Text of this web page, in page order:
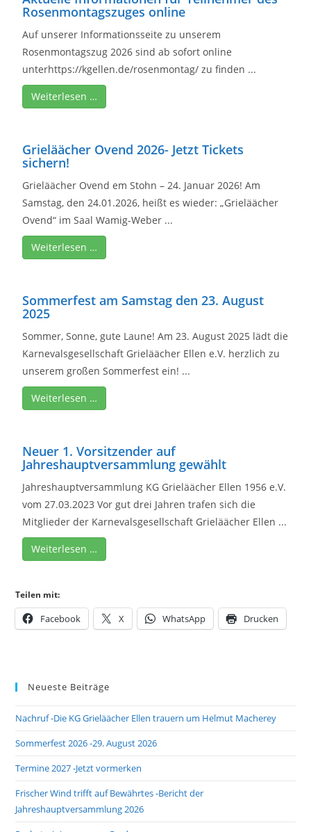
Rosenmontagszuges online
Auf unserer Informationsseite zu unserem
Rosenmontagszug 2026 sind ab sofort online
unterhttps://kgellen.de/rosenmontag/ zu finden ...
Weiterlesen …
Grieläächer Ovend 2026- Jetzt Tickets
sichern!
Grieläächer Ovend em Stohn – 24. Januar 2026! Am
Samstag, den 24.01.2026, heißt es wieder: „Grieläächer
Ovend“ im Saal Wamig-Weber ...
Weiterlesen …
Sommerfest am Samstag den 23. August
2025
Sommer, Sonne, gute Laune! Am 23. August 2025 lädt die
Karnevalsgesellschaft Grieläächer Ellen e.V. herzlich zu
unserem großen Sommerfest ein! ...
Weiterlesen …
Neuer 1. Vorsitzender auf
Jahreshauptversammlung gewählt
Jahreshauptversammlung KG Grieläächer Ellen 1956 e.V.
vom 27.03.2023 Vor gut drei Jahren trafen sich die
Mitglieder der Karnevalsgesellschaft Grieläächer Ellen ...
Weiterlesen …
Teilen mit:
Facebook X WhatsApp Drucken
Neueste Beiträge
Nachruf -Die KG Grieläächer Ellen trauern um Helmut Macherey
Sommerfest 2026 -29. August 2026
Termine 2027 -Jetzt vormerken
Frischer Wind trifft auf Bewährtes -Bericht der
Jahreshauptversammlung 2026